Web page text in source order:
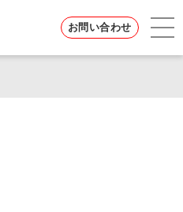
お問い合わせ